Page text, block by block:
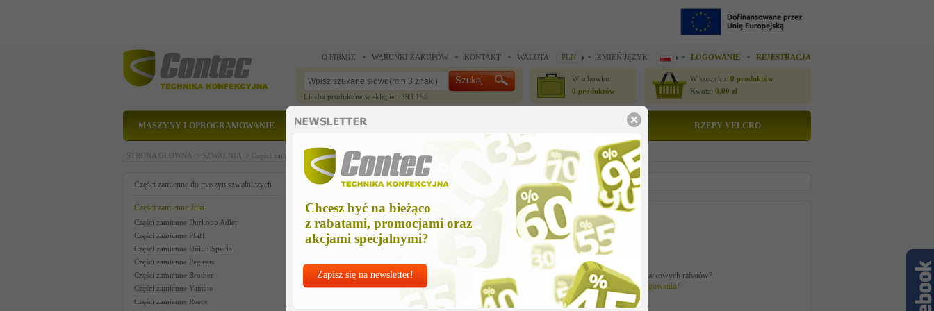
Chcesz być na bieżąco
z rabatami, promocjami oraz
akcjami specjalnymi?
Zapisz się na newsletter!
O FIRMIE WARUNKI ZAKUPÓW KONTAKT WALUTA PLN ZMIEŃ JĘZYK LOGOWANIE REJESTRACJA
Liczba produktów w sklepie: 393 198
W schowku:
0 produktów
W koszyku: 0 produktów
Kwota: 0,00 zł
MASZYNY I OPROGRAMOWANIE CZĘŚCI ZAMIENNE RZEPY VELCRO
STRONA GŁÓWNA > SZWALNIA > Części zamienne do maszyn szwalniczych >Części zamienne Juki > condenser 0.1 uf7210 v
Części zamienne do maszyn szwalniczych
Części zamienne Juki
Części zamienne Durkopp Adler
Części zamienne Pfaff
Części zamienne Union Special
Części zamienne Pegasus
Części zamienne Brother
Części zamienne Yamato
Części zamienne Reece
condenser 0.1 uf7210 v
Cena netto
19,50 zł
Chcesz korzystać z dodatkowych rabatów?
Najlepszeceny pozalogowaniu!